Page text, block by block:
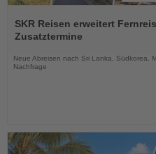
Sie
die
SKR Reisen erweitert
Zusatztermine
Neue Abreisen nach Sri Lanka, Südkorea,
Nachfrage